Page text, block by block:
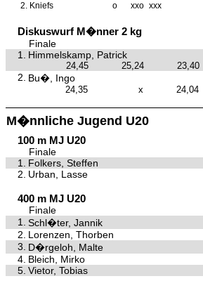
2. Kniefs o xxo xxx
Diskuswurf M�nner 2 kg
Finale
1.
Himmelskamp, Patrick
24,45 25,24 23,40
2. Bu�, Ingo
24,35 x 24,04
M�nnliche Jugend U20
100 m MJ U20
Finale
1.
Folkers, Steffen
2. Urban, Lasse
400 m MJ U20
Finale
1.
Schl�ter, Jannik
2. Lorenzen, Thorben
3. D�rgeloh, Malte
4. Bleich, Mirko
5. Vietor, Tobias